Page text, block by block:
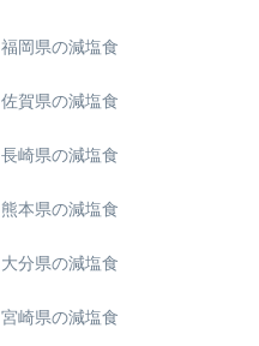
福岡県の減塩食
佐賀県の減塩食
長崎県の減塩食
熊本県の減塩食
大分県の減塩食
宮崎県の減塩食